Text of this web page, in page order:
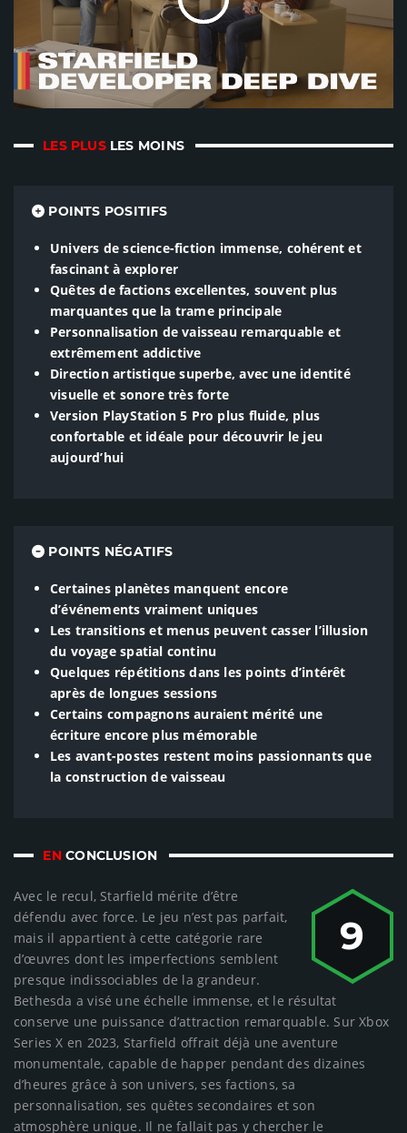
LES PLUS LES MOINS
POINTS POSITIFS
Univers de science-fiction immense, cohérent et
fascinant à explorer
Quêtes de factions excellentes, souvent plus
marquantes que la trame principale
Personnalisation de vaisseau remarquable et
extrêmement addictive
Direction artistique superbe, avec une identité
visuelle et sonore très forte
Version PlayStation 5 Pro plus fluide, plus
confortable et idéale pour découvrir le jeu
aujourd’hui
POINTS NÉGATIFS
Certaines planètes manquent encore
d’événements vraiment uniques
Les transitions et menus peuvent casser l’illusion
du voyage spatial continu
Quelques répétitions dans les points d’intérêt
après de longues sessions
Certains compagnons auraient mérité une
écriture encore plus mémorable
Les avant-postes restent moins passionnants que
la construction de vaisseau
ENCONCLUSION
9
Avec le recul, Starfield mérite d’être
défendu avec force. Le jeu n’est pas parfait,
mais il appartient à cette catégorie rare
d’œuvres dont les imperfections semblent
presque indissociables de la grandeur.
Bethesda a visé une échelle immense, et le résultat
conserve une puissance d’attraction remarquable. Sur Xbox
Series X en 2023, Starfield offrait déjà une aventure
monumentale, capable de happer pendant des dizaines
d’heures grâce à son univers, ses factions, sa
personnalisation, ses quêtes secondaires et son
atmosphère unique. Il ne fallait pas y chercher le